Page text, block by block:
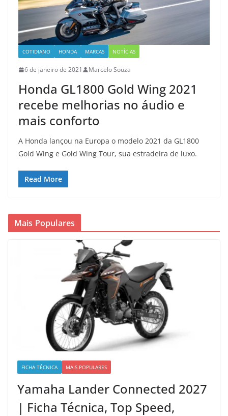
COTIDIANO HONDA MARCAS NOTÍCIAS
6 de janeiro de 2021 Marcelo Souza
Honda GL1800 Gold Wing 2021
recebe melhorias no áudio e
mais conforto
A Honda lançou na Europa o modelo 2021 da GL1800
Gold Wing e Gold Wing Tour, sua estradeira de luxo.
Read More
Mais Populares
FICHA TÉCNICA MAIS POPULARES
Yamaha Lander Connected 2027
| Ficha Técnica, Top Speed,